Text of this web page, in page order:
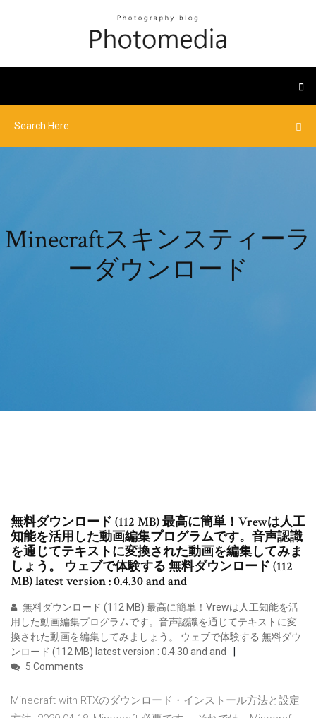
Minecraftスキンスティーラ
ーダウンロード
無料ダウンロード (112 MB) 最高に簡単！Vrewは人工
知能を活用した動画編集プログラムです。音声認識
を通じてテキストに変換された動画を編集してみま
しょう。 ウェブで体験する 無料ダウンロード (112
MB) latest version : 0.4.30 and and
無料ダウンロード (112 MB) 最高に簡単！Vrewは人工知能を活
用した動画編集プログラムです。音声認識を通じてテキストに変
換された動画を編集してみましょう。 ウェブで体験する 無料ダウ
ンロード (112 MB) latest version : 0.4.30 and and
5 Comments
Minecraft with RTXのダウンロード・インストール方法と設定